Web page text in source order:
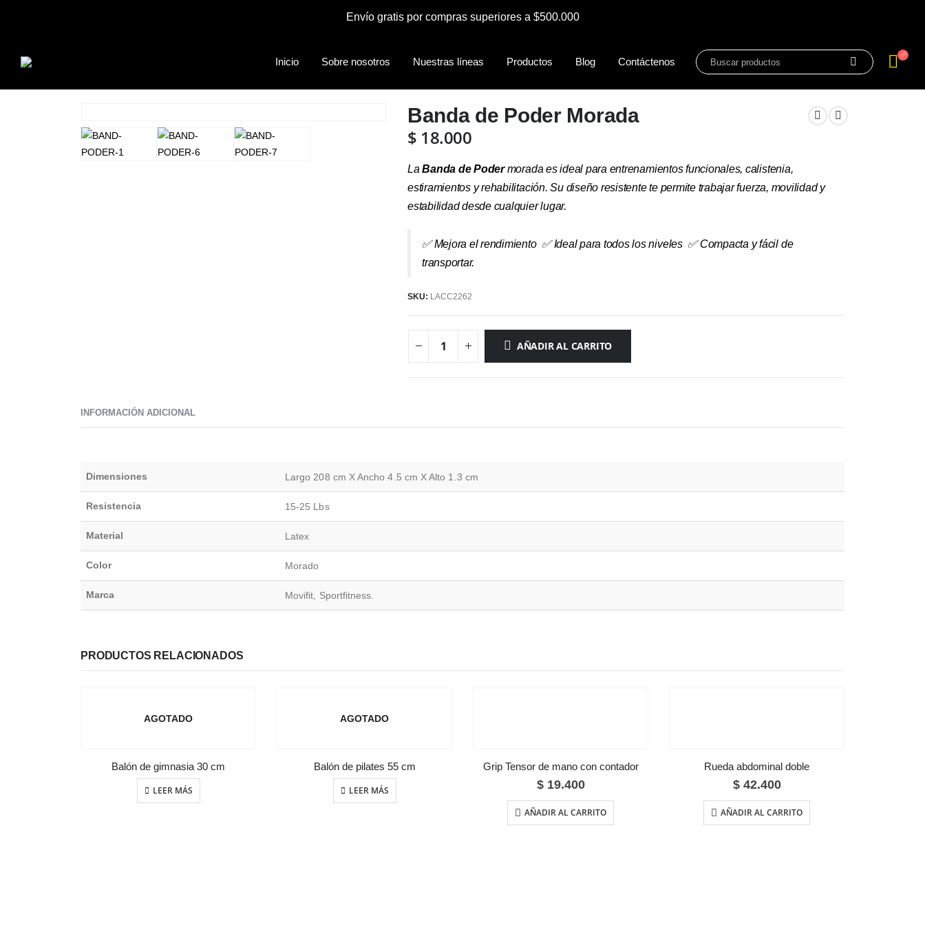
Envío gratis por compras superiores a $500.000
Inicio Sobre nosotros Nuestras líneas Productos Blog Contáctenos
Banda de Poder Morada
$ 18.000
La Banda de Podermorada es ideal para entrenamientos funcionales, calistenia,
estiramientos y rehabilitación. Su diseño resistente te permite trabajar fuerza, movilidad y
estabilidad desde cualquier lugar.
✅ Mejora el rendimiento ✅ Ideal para todos los niveles ✅ Compacta y fácil de
transportar.
SKU: LACC2262
AÑADIR AL CARRITO
INFORMACIÓN ADICIONAL
Dimensiones Largo 208 cm X Ancho 4.5 cm X Alto 1.3 cm
Resistencia 15-25 Lbs
Material Latex
Color Morado
Marca Movifit, Sportfitness.
PRODUCTOS RELACIONADOS
AGOTADO
Balón de gimnasia 30 cm
LEER MÁS
AGOTADO
Balón de pilates 55 cm
LEER MÁS
Grip Tensor de mano con contador
$19.400
AÑADIR AL CARRITO
Rueda abdominal doble
$42.400
AÑADIR AL CARRITO